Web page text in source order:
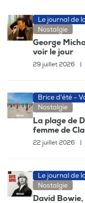
Le journal de
Nostalgie
George
voir le jour
29 juillet 2026
Brice d'été -
Nostalgie
La plage de
femme de
22 juillet 2026 |
Le journal de
Nostalgie
David